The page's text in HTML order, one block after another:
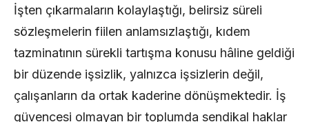
İşten çıkarmaların kolaylaştığı, belirsiz süreli
sözleşmelerin fiilen anlamsızlaştığı, kıdem
tazminatının sürekli tartışma konusu hâline geldiği
bir düzende işsizlik, yalnızca işsizlerin değil,
çalışanların da ortak kaderine dönüşmektedir. İş
güvencesi olmayan bir toplumda sendikal haklar